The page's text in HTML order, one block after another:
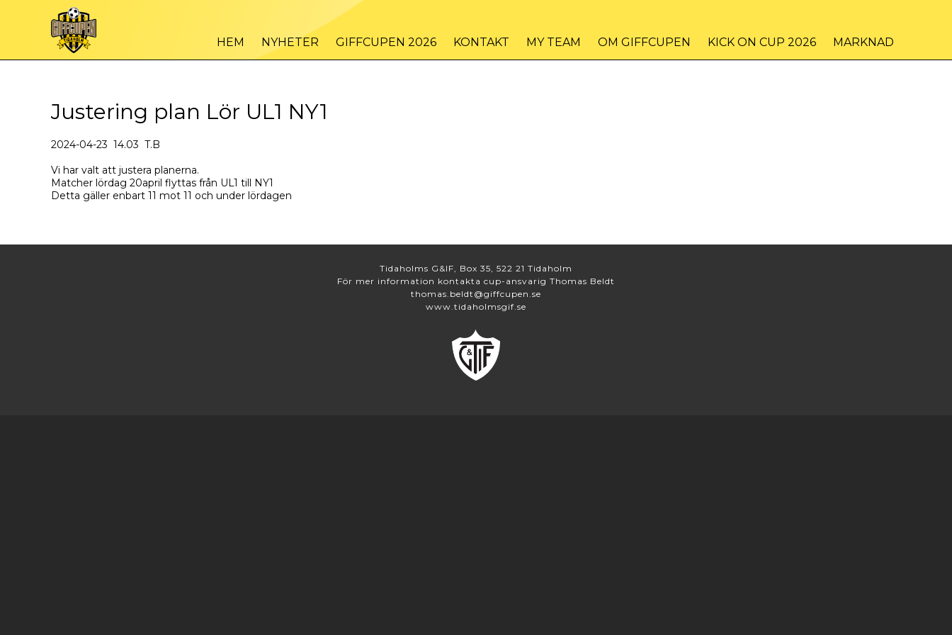
HEM NYHETER GIFFCUPEN 2026 KONTAKT MY TEAM OM GIFFCUPEN KICK ON CUP 2026 MARKNAD
Justering plan Lör UL1 NY1
2024-04-23 14.03 T.B
Vi har valt att justera planerna.
Matcher lördag 20april flyttas från UL1 till NY1
Detta gäller enbart 11 mot 11 och under lördagen
Tidaholms G&IF, Box 35, 522 21 Tidaholm
För mer information kontakta cup-ansvarig Thomas Beldt
thomas.beldt@giffcupen.se
www.tidaholmsgif.se